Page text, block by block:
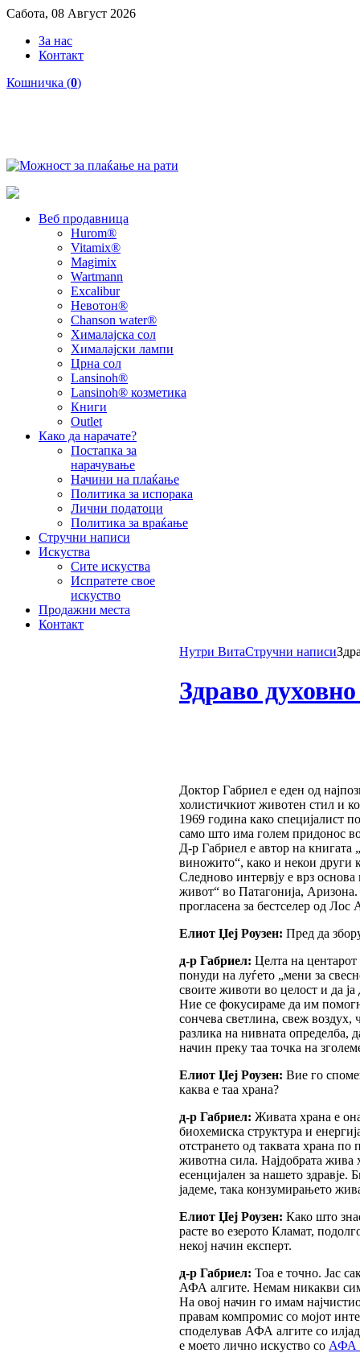
Сабота, 08 Август 2026
За нас
Контакт
Кошничка (0)
Веб продавница
Hurom®
Vitamix®
Magimix
Wartmann
Excalibur
Невотон®
Chanson water®
Хималајска сол
Хималајски лампи
Црна сол
Lansinoh®
Lansinoh® козметика
Книги
Outlet
Како да нарачате?
Постапка за
нарачување
Начини на плаќање
Политика за испорака
Лични податоци
Политика за враќање
Стручни написи
Искуства
Сите искуства
Испратете свое
искуство
Продажни места
Контакт
Нутри ВитаСтручни написи
Здраво
Доктор Габриел е еден од
холистичкиот животен стил и
1969 година како специјалист
само што има голем придонос во
Д-р Габриел е автор на книгата
виножито“, како и некои други
Следново интервју е врз
живот“ во Патагонија,
прогласена за бестселер од Лос
Елиот Џеј Роузен: Пред да
д-р Габриел: Целта на
понуди на луѓето „мени за
своите животи во целост и да
Ние се фокусираме да им
сончева светлина, свеж воздух,
разлика на нивната определба,
начин преку таа точка на
Елиот Џеј Роузен: Вие го
каква е таа храна?
д-р Габриел: Живата храна е
биохемиска структура и
отстрането од таквата храна
животна сила. Најдобрата жива
есенцијален за нашето здравје.
јадеме, така конзумирањето
Елиот Џеј Роузен: Како што
расте во езерото Кламат,
некој начин експерт.
д-р Габриел: Тоа е точно. Jас
АФА алгите. Немам никакви
На овој начин го имам
правам компромис со мојот
споделував АФА алгите со
е моето лично искуство со АФА